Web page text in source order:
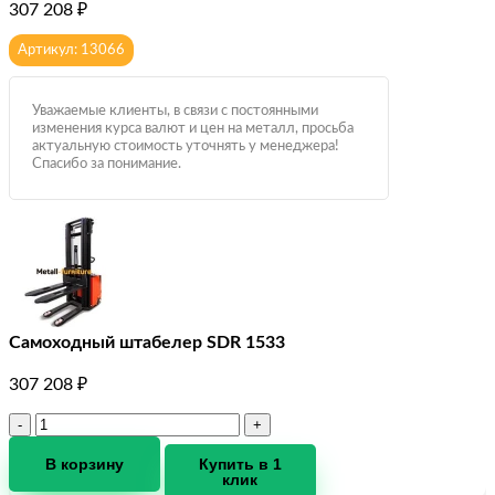
307 208 ₽
Артикул: 13066
Уважаемые клиенты, в связи с постоянными
изменения курса валют и цен на металл, просьба
актуальную стоимость уточнять у менеджера!
Спасибо за понимание.
Самоходный штабелер SDR 1533
307 208 ₽
Количество
Самоходный
В корзину
Купить в 1
клик